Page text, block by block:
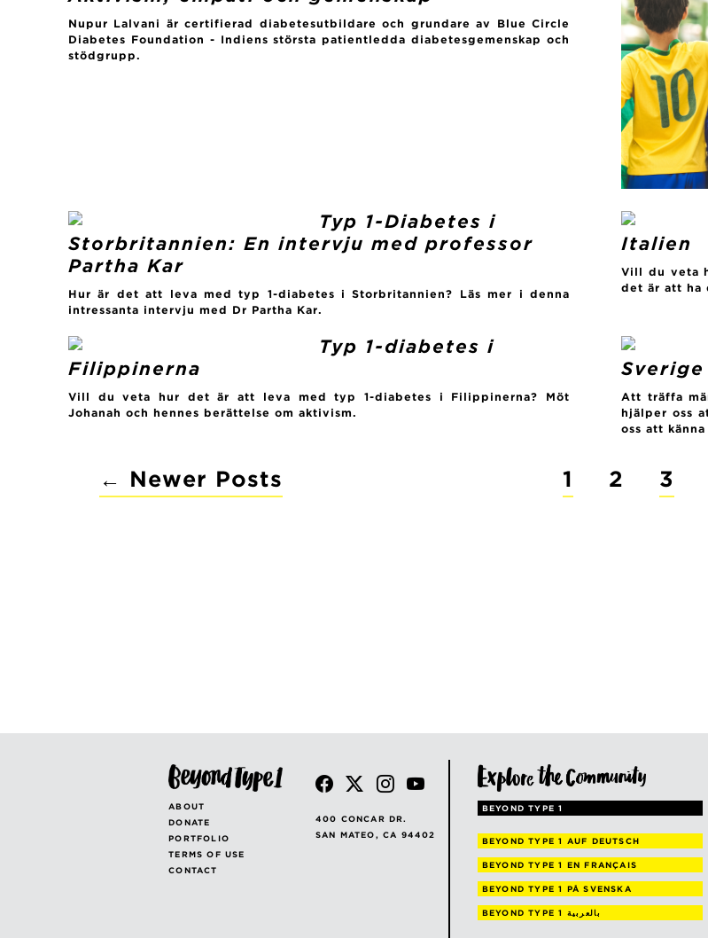
Nupur Lalvani är certifierad diabetesutbildare och grundare av Blue Circle
Diabetes Foundation - Indiens största patientledda diabetesgemenskap och
stödgrupp.
Typ 1-Diabetes i
Storbritannien: En intervju med professor
Partha Kar
Hur är det att leva med typ 1-diabetes i Storbritannien? Läs mer i denna
intressanta intervju med Dr Partha Kar.
Italien
Vill du veta
det är att ha
Typ 1-diabetes i
Filippinerna
Vill du veta hur det är att leva med typ 1-diabetes i Filippinerna? Möt
Johanah och hennes berättelse om aktivism.
Sverige
Att träffa
hjälper oss
oss att
POSTS
← Newer Posts 1 2 3
ABOUT
DONATE
PORTFOLIO
TERMS OF USE
CONTACT
400 CONCAR DR.
SAN MATEO, CA 94402
BEYOND TYPE 1
BEYOND TYPE 1 AUF DEUTSCH
BEYOND TYPE 1 EN FRANÇAIS
BEYOND TYPE 1 PÅ SVENSKA
BEYOND TYPE 1 بالعربية